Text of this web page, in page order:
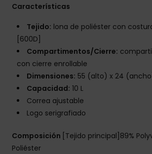
Características
Tejido: lona de poliéster con
[600D]
Compartimentos/Cierre:
con cierre enrollable
Dimensiones: 55 (alto) x 24
Capacidad: 10 L
Correa ajustable
Logo serigrafiado
Composición [Tejido principal]89%
Poliéster